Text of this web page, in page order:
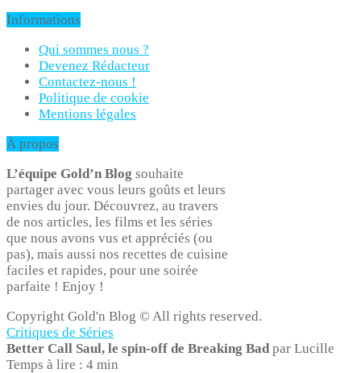
Informations
Qui sommes nous ?
Devenez Rédacteur
Contactez-nous !
Politique de cookie
Mentions légales
À propos
L’équipe Gold’n Blog souhaite
partager avec vous leurs goûts et leurs
envies du jour. Découvrez, au travers
de nos articles, les films et les séries
que nous avons vus et appréciés (ou
pas), mais aussi nos recettes de cuisine
faciles et rapides, pour une soirée
parfaite ! Enjoy !
Copyright Gold'n Blog © All rights reserved.
Critiques de Séries
Better Call Saul, le spin-off de Breaking Bad par Lucille
Temps à lire : 4 min